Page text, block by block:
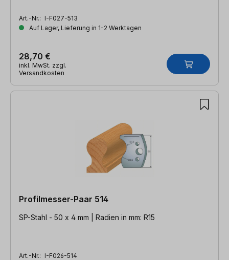
Art.-Nr.: I-F027-513
Auf Lager, Lieferung in 1-2 Werktagen
28,70 €
inkl. MwSt. zzgl.
Versandkosten
Profilmesser-Paar 514
SP-Stahl - 50 x 4 mm | Radien in mm: R15
Art.-Nr.: I-F026-514